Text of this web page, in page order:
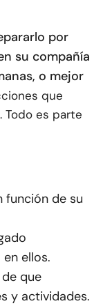
por
su compañía
o mejor
que
Todo es parte
función de su
ellos.
que
y actividades.